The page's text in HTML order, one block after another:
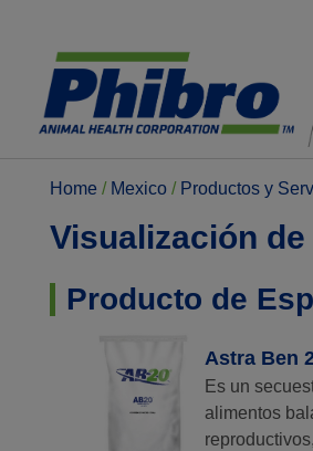
Home / Mexico / Productos y
Visualización
Producto de
Astra Ben
Es un
alimentos